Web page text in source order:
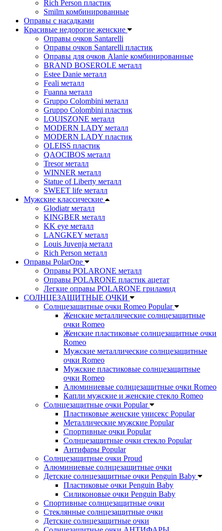
Rich Person пластик
Smilm комбинированные
Оправы с насадками
Красивые недорогие женские
Оправы очков Santarelli
Оправы очков Santarelli пластик
Оправы для очков Alanie комбинированные
BRAND BOSEROLE металл
Estee Danie металл
Feali металл
Fuanna металл
Gruppo Colombini металл
Gruppo Colombini пластик
LOUISZONE металл
MODERN LADY металл
MODERN LADY пластик
OLEISS пластик
QAOCIBOS металл
Tresor металл
WINNER металл
Statue of Liberty металл
SWEET life металл
Мужские классические
Glodiatr металл
KINGBER металл
KK eye металл
LANGKEY металл
Louis Juvenja металл
Rich Person металл
Оправы PolarOne
Оправы POLARONE металл
Оправы POLARONE пластик ацетат
Легкие оправы POLARONE гриламид
СОЛНЦЕЗАЩИТНЫЕ ОЧКИ
Солнцезащитные очки Romeo Popular
Женские металлические солнцезащитные
очки Romeo
Женские пластиковые солнцезащитные очки
Romeo
Мужские металлические солнцезащитные
очки Romeo
Мужские пластиковые солнцезащитные
очки Romeo
Алюминиевые солнцезащитные очки Romeo
Капли мужские и женские стекло Romeo
Солнцезащитные очки Popular
Пластиковые женские унисекс Popular
Металлические мужские Popular
Спортивные очки Popular
Солнцезащитные очки стекло Popular
Aнтифары Popular
Солнцезащитные очки Proud
Алюминиевые солнцезащитные очки
Детские солнцезащитные очки Penguin Baby
Пластиковые очки Penguin Baby
Силиконовые очки Penguin Baby
Спортивные солнцезащитные очки
Стеклянные солнцезащитные очки
Детские солнцезащитные очки